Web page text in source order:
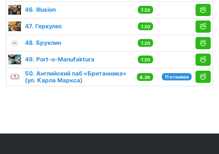
46. Illusion 7.20
47. Геркулес 7.20
48. Бруклин 7.20
49. Port-o-Manufaktura 7.20
50. Английский паб «Британника»
(ул. Карла Маркса)
8.36 11 отзывов